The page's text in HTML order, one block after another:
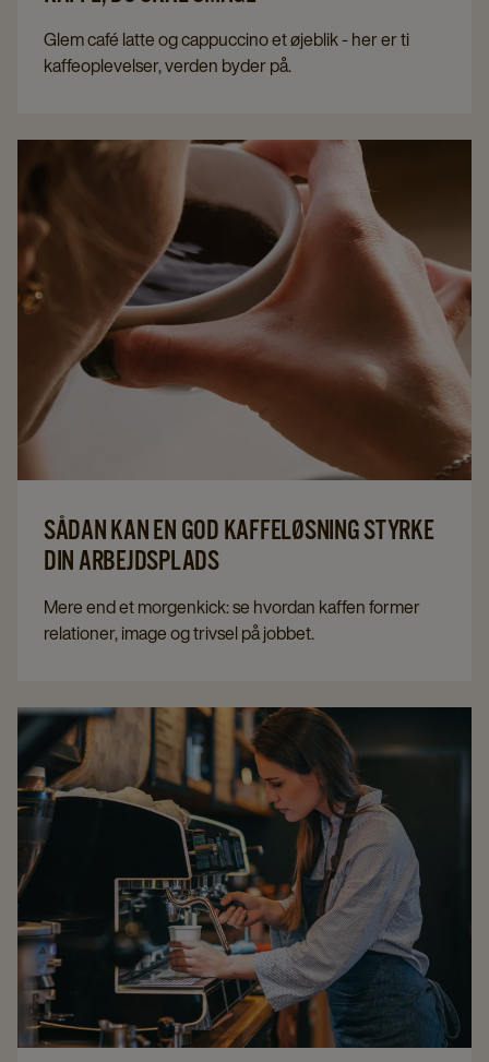
Glem café latte og cappuccino et øjeblik - her er ti
kaffeoplevelser, verden byder på.
SÅDAN KAN EN GOD KAFFELØSNING STYRKE
DIN ARBEJDSPLADS
Mere end et morgenkick: se hvordan kaffen former
relationer, image og trivsel på jobbet.